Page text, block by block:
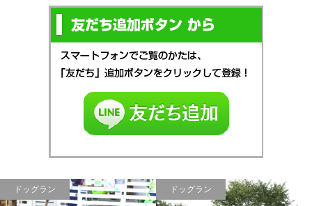
ドッグラン ドッグラン